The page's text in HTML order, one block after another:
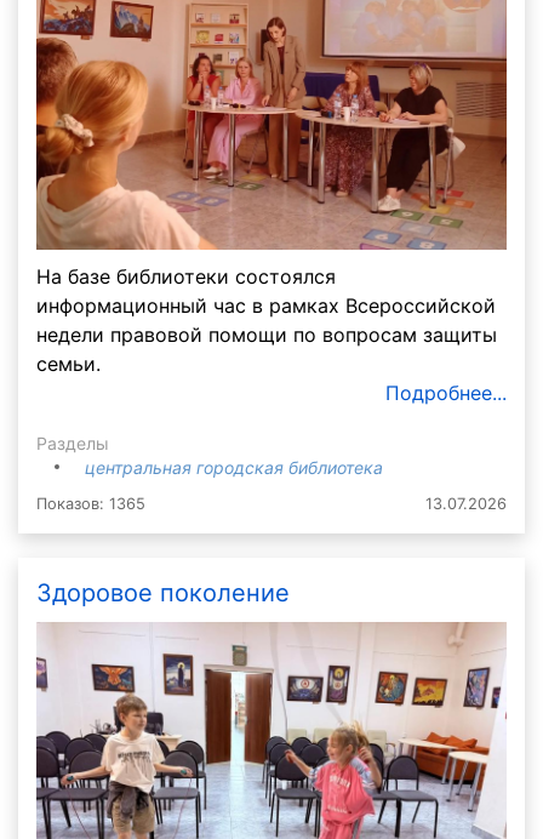
На базе библиотеки состоялся
информационный час в рамках Всероссийской
недели правовой помощи по вопросам защиты
семьи.
Подробнее...
Разделы
центральная городская библиотека
Показов: 1365 13.07.2026
Здоровое поколение